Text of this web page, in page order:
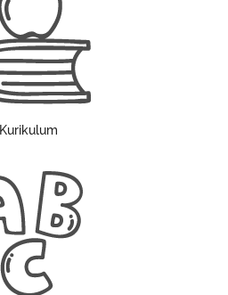
Kurikulum